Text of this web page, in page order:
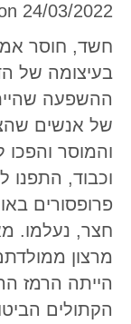
24/03/2022
חשד, חוסר
בעיצומה של
ההשפעה
של אנשים
והמוסר
וכבוד, התפנו
פרופסורים
חצר, נעלמו.
מרצון
הייתה הרמז
הקתולים